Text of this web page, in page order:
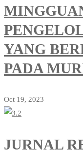
YANG
PADA
Oct 19, 2023
JURNAL